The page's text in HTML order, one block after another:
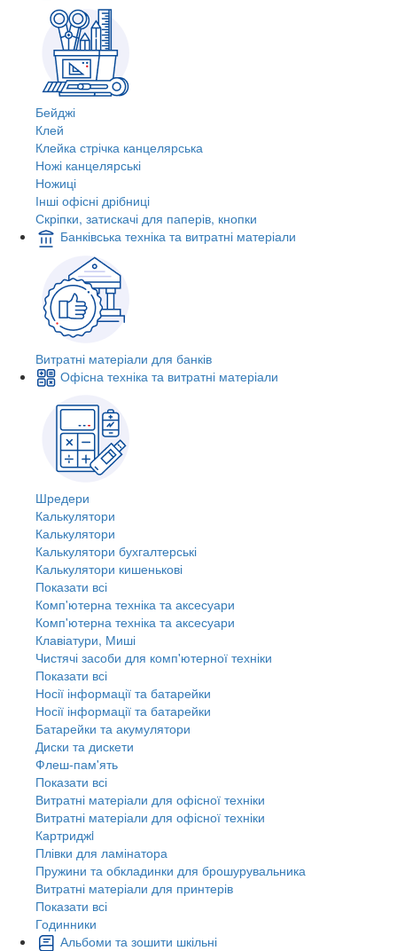
Бейджі
Клей
Клейка стрічка канцелярська
Ножі канцелярські
Ножиці
Інші офісні дрібниці
Скріпки, затискачі для паперів, кнопки
Банківська техніка та витратні матеріали
Витратні матеріали для банків
Офісна техніка та витратні матеріали
Шредери
Калькулятори
Калькулятори
Калькулятори бухгалтерські
Калькулятори кишенькові
Показати всі
Комп'ютерна техніка та аксесуари
Комп'ютерна техніка та аксесуари
Клавіатури, Миші
Чистячі засоби для комп'ютерної техніки
Показати всі
Носії інформації та батарейки
Носії інформації та батарейки
Батарейки та акумулятори
Диски та дискети
Флеш-пам'ять
Показати всі
Витратні матеріали для офісної техніки
Витратні матеріали для офісної техніки
Картриджi
Плівки для ламінатора
Пружини та обкладинки для брошурувальника
Витратні матеріали для принтерів
Показати всі
Годинники
Альбоми та зошити шкільні